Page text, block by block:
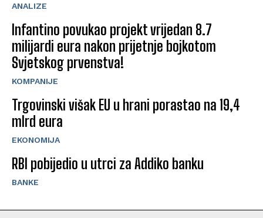
ANALIZE
Infantino povukao projekt vrijedan 8.7
milijardi eura nakon prijetnje bojkotom
Svjetskog prvenstva!
KOMPANIJE
Trgovinski višak EU u hrani porastao na 19,4
mlrd eura
EKONOMIJA
RBI pobijedio u utrci za Addiko banku
BANKE